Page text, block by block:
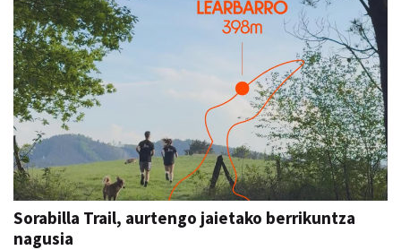
Sorabilla Trail, aurtengo jaietako berrikuntza
nagusia